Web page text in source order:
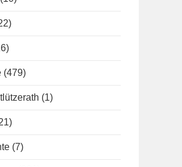
(479)
(1)
(7)